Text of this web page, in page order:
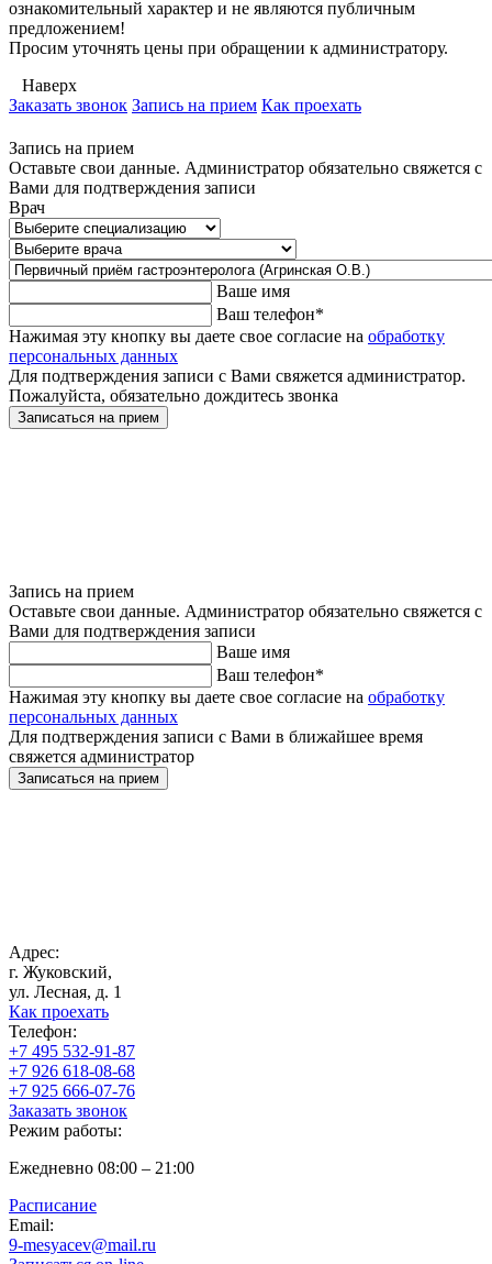
ознакомительный характер и не являются публичным
предложением!
Просим уточнять цены при обращении к администратору.
Наверх
Заказать звонок Запись на прием Как проехать
Запись на прием
Оставьте свои данные. Администратор обязательно свяжется с
Вами для подтверждения записи
Врач
Ваше имя
Ваш телефон*
Нажимая эту кнопку вы даете свое согласие на обработку
персональных данных
Для подтверждения записи с Вами свяжется администратор.
Пожалуйста, обязательно дождитесь звонка
Записаться на прием
Запись на прием
Оставьте свои данные. Администратор обязательно свяжется с
Вами для подтверждения записи
Ваше имя
Ваш телефон*
Нажимая эту кнопку вы даете свое согласие на обработку
персональных данных
Для подтверждения записи с Вами в ближайшее время
свяжется администратор
Записаться на прием
Адрес:
г. Жуковский,
ул. Лесная, д. 1
Как проехать
Телефон:
+7 495 532-91-87
+7 926 618-08-68
+7 925 666-07-76
Заказать звонок
Режим работы:
Ежедневно 08:00 – 21:00
Расписание
Email:
9-mesyacev@mail.ru